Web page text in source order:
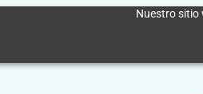
Nuestro sitio